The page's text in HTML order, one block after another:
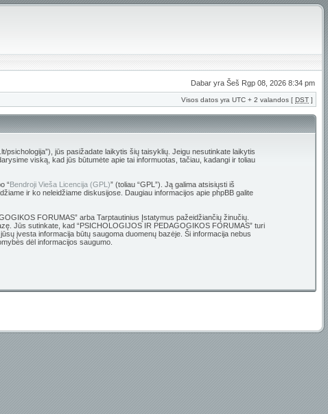
Dabar yra Šeš Rgp 08, 2026 8:34 pm
Visos datos yra UTC + 2 valandos [ DST ]
psichologija”), jūs pasižadate laikytis šių taisyklių. Jeigu nesutinkate laikytis
viską, kad jūs būtumėte apie tai informuotas, tačiau, kadangi ir toliau
“Bendroji Vieša Licencija (GPL)” (toliau “GPL”). Ją galima atsisiųsti iš
ir ko neleidžiame diskusijose. Daugiau informacijos apie phpBB galite
FORUMAS” arba Tarptautinius Įstatymus pažeidžiančių žinučių.
Jūs sutinkate, kad “PSICHOLOGIJOS IR PEDAGOGIKOS FORUMAS” turi
įvesta informacija būtų saugoma duomenų bazėje. Ši informacija nebus
dėl informacijos saugumo.